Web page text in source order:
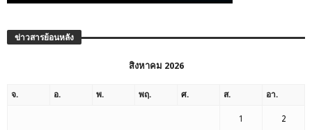
ข่าวสารย้อนหลัง
สิงหาคม 2026
จ. อ. พ. พฤ. ศ. ส. อา.
1 2